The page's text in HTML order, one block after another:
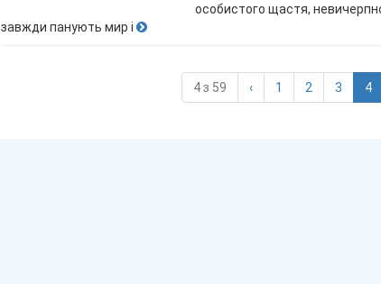
особистого щастя,
завжди панують мир і
4 з 59 ‹ 1 2 3 4